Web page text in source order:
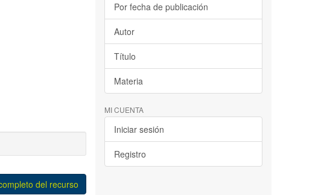
del recurso
Por fecha de publicación
Autor
Título
Materia
MI CUENTA
Iniciar sesión
Registro